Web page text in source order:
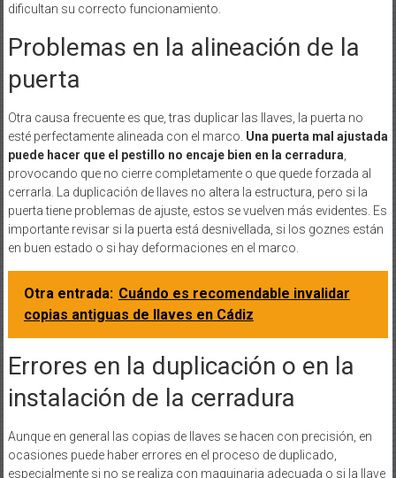
dificultan su correcto funcionamiento.
Problemas en la alineación de la
puerta
Otra causa frecuente es que, tras duplicar las llaves, la puerta no
esté perfectamente alineada con el marco. Una puerta mal ajustada
puede hacer que el pestillo no encaje bien en la cerradura,
provocando que no cierre completamente o que quede forzada al
cerrarla. La duplicación de llaves no altera la estructura, pero si la
puerta tiene problemas de ajuste, estos se vuelven más evidentes. Es
importante revisar si la puerta está desnivellada, si los goznes están
en buen estado o si hay deformaciones en el marco.
Otra entrada: Cuándo es recomendable invalidar
copias antiguas de llaves en Cádiz
Errores en la duplicación o en la
instalación de la cerradura
Aunque en general las copias de llaves se hacen con precisión, en
ocasiones puede haber errores en el proceso de duplicado,
especialmente si no se realiza con maquinaria adecuada o si la llave